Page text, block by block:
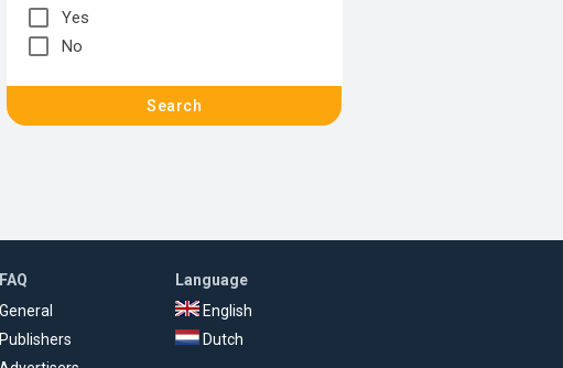
Yes
No
Search
FAQ
General
Publishers
Language
English
Dutch